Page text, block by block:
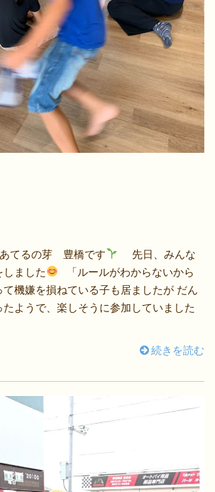
てるの芽 豊橋です
先日、みんな
ました
「ルールがわからないから
機嫌を損ねている子も居ましたが だん
ようで、楽しそうに参加していました
続きを読む